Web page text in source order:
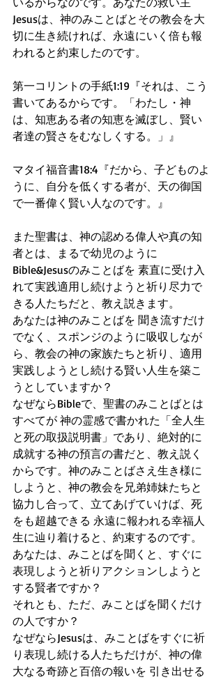
Jesusは、神のみことばとその教会を大
切に生き続ければ、永遠にいく倍も報
われると約束したのです。
第一コリントの手紙1:19『それは、こう
書いてあるからです。「わたし・神
は、知恵ある者の知恵を滅ぼし、賢い
者達の賢さをむなしくする。」』
マタイ福音書18:4『だから、子どものよ
うに、自分を低くする者が、天の御国
で一番偉く賢い人なのです。』
また聖書は、神の認める偉人や真の知
者とは、まるで幼児のように
Bible&Jesusのみことばを 素直に受け入
れて実践適用し続けようと祈り尽力で
きる人たちだと、教え説きます。
あなたは神のみことばを 聞き流すだけ
でなく、スポンジのように吸収しなが
ら、教会の神の家族たちと祈り、適用
実践しようとし続ける賢い人生を築こ
うとしていますか？
なぜならBibleで、聖書のみことばとは
すべてが 神の霊感で書かれた「全人生
と死の取扱説明書」であり、絶対的に
成就する神の預言の書だと、教え説く
からです。神のみことばさえ生き様に
しようと、神の教会を兄弟姉妹たちと
協力し合って、立てあげていけば、死
をも超越できる 永遠に報われる幸福人
生に辿り着けると、約束するのです。
あなたは、みことばを聞くと、すぐに
表現しようと祈りアクションしようと
する賢者ですか？
それとも、ただ、みことばを聞くだけ
の人ですか？
なぜならJesusは、みことばをすぐに祈
り表現し続ける人たちだけが、神の偉
大なる奇跡と百倍の報いを 引き出せる